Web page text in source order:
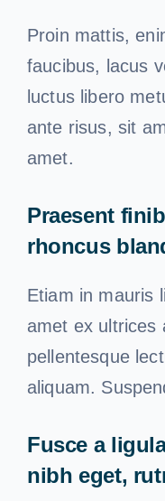
Proin mattis,
faucibus, lacus
luctus libero
ante risus, sit
amet.
Praesent
rhoncus
Etiam in mauris
amet ex ultrices
pellentesque
aliquam.
Fusce a
nibh eget,